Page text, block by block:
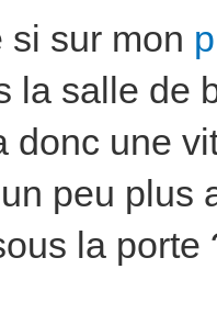
si sur mon
la salle de
donc une
peu plus
la porte